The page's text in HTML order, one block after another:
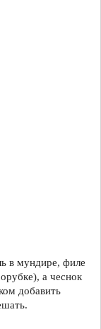
в мундире, филе
а чеснок
добавить